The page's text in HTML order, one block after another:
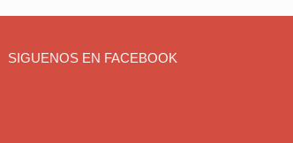
SIGUENOS EN FACEBOOK